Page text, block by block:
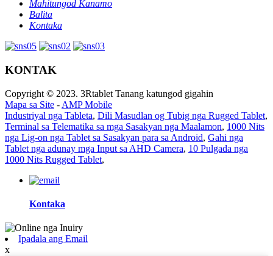
Mahitungod Kanamo
Balita
Kontaka
KONTAK
Copyright © 2023. 3Rtablet Tanang katungod gigahin
Mapa sa Site - AMP Mobile
Industriyal nga Tableta, Dili Masudlan og Tubig nga Rugged Tablet,
Terminal sa Telematika sa mga Sasakyan nga Maalamon, 1000 Nits
nga Lig-on nga Tablet sa Sasakyan para sa Android, Gahi nga
Tablet nga adunay mga Input sa AHD Camera, 10 Pulgada nga
1000 Nits Rugged Tablet,
Kontaka
Ipadala ang Email
x